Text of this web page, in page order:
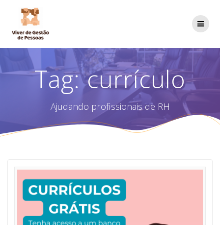
Tag:currículo
Ajudando profissionais de RH